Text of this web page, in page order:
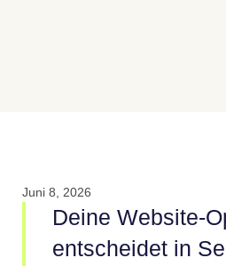
Juni 8, 2026
Deine Website-
entscheidet in